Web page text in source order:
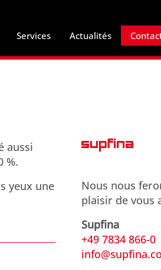
Services Actualités
aussi
%.
yeux une
Nous nous
plaisir de vous
Supfina
+49 7834 866-0